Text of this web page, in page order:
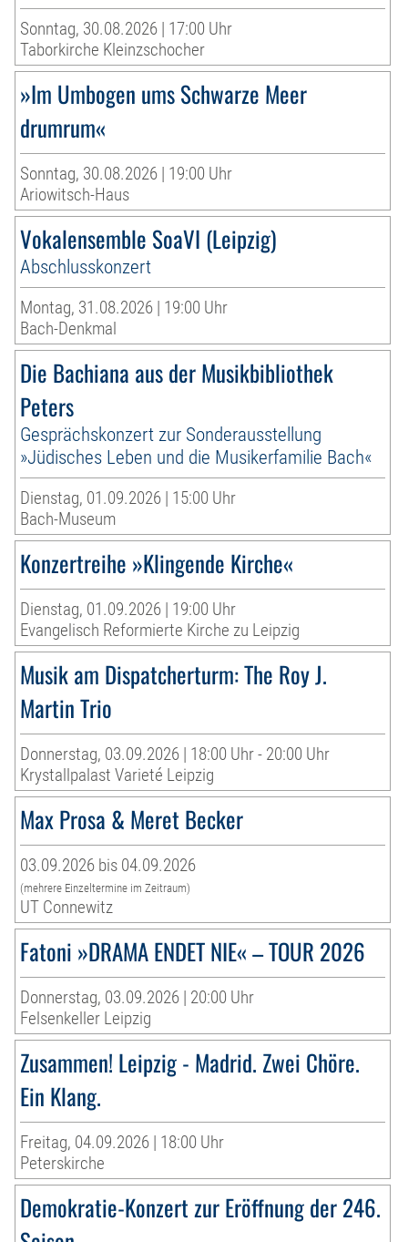
Sonntag, 30.08.2026 | 17:00 Uhr
Taborkirche Kleinzschocher
»Im Umbogen ums Schwarze Meer
drumrum«
Sonntag, 30.08.2026 | 19:00 Uhr
Ariowitsch-Haus
Vokalensemble SoaVI (Leipzig)
Abschlusskonzert
Montag, 31.08.2026 | 19:00 Uhr
Bach-Denkmal
Die Bachiana aus der Musikbibliothek
Peters
Gesprächskonzert zur Sonderausstellung
»Jüdisches Leben und die Musikerfamilie Bach«
Dienstag, 01.09.2026 | 15:00 Uhr
Bach-Museum
Konzertreihe »Klingende Kirche«
Dienstag, 01.09.2026 | 19:00 Uhr
Evangelisch Reformierte Kirche zu Leipzig
Musik am Dispatcherturm: The Roy J.
Martin Trio
Donnerstag, 03.09.2026 | 18:00 Uhr - 20:00 Uhr
Krystallpalast Varieté Leipzig
Max Prosa & Meret Becker
03.09.2026 bis 04.09.2026
(mehrere Einzeltermine im Zeitraum)
UT Connewitz
Fatoni »DRAMA ENDET NIE« – TOUR 2026
Donnerstag, 03.09.2026 | 20:00 Uhr
Felsenkeller Leipzig
Zusammen! Leipzig - Madrid. Zwei Chöre.
Ein Klang.
Freitag, 04.09.2026 | 18:00 Uhr
Peterskirche
Demokratie-Konzert zur Eröffnung der 246.